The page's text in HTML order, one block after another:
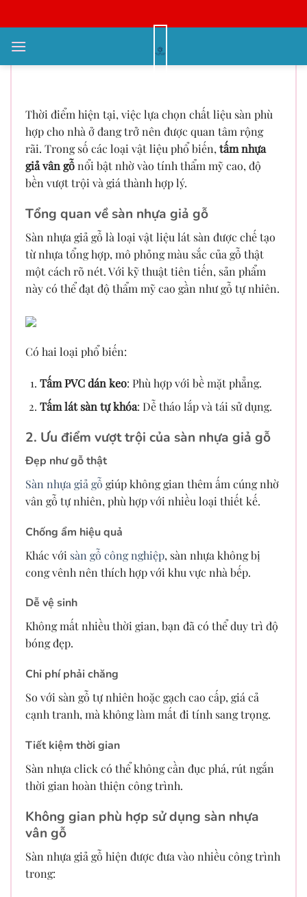
qua
nội
Sàn nhựa giả gỗ – Lựa chọn hoàn
Thời điểm hiện tại, việc lựa chọn chất liệu sàn phù
hợp cho nhà ở đang trở nên được quan tâm rộng
rãi. Trong số các loại vật liệu phổ biến, tấm nhựa
giả vân gỗnổi bật nhờ vào tính thẩm mỹ cao, độ
bền vượt trội và giá thành hợp lý.
Tổng quan về sàn nhựa giả gỗ
Sàn nhựa giả gỗ là loại vật liệu lát sàn được chế tạo
từ nhựa tổng hợp, mô phỏng màu sắc của gỗ thật
một cách rõ nét. Với kỹ thuật tiên tiến, sản phẩm
này có thể đạt độ thẩm mỹ cao gần như gỗ tự nhiên.
Có hai loại phổ biến:
Tấm PVC dán keo: Phù hợp với bề mặt phẳng.
Tấm lát sàn tự khóa: Dễ tháo lắp và tái sử dụng.
2. Ưu điểm vượt trội của sàn nhựa giả gỗ
Đẹp như gỗ thật
Sàn nhựa giả gỗ giúp không gian thêm ấm cúng nhờ
vân gỗ tự nhiên, phù hợp với nhiều loại thiết kế.
Chống ẩm hiệu quả
Khác với sàn gỗ công nghiệp, sàn nhựa không bị
cong vênh nên thích hợp với khu vực nhà bếp.
Dễ vệ sinh
Không mất nhiều thời gian, bạn đã có thể duy trì độ
bóng đẹp.
Chi phí phải chăng
So với sàn gỗ tự nhiên hoặc gạch cao cấp, giá cả
cạnh tranh, mà không làm mất đi tính sang trọng.
Tiết kiệm thời gian
Sàn nhựa click có thể không cần đục phá, rút ngắn
thời gian hoàn thiện công trình.
Không gian phù hợp sử dụng sàn nhựa
vân gỗ
Sàn nhựa giả gỗ hiện được đưa vào nhiều công trình
trong: